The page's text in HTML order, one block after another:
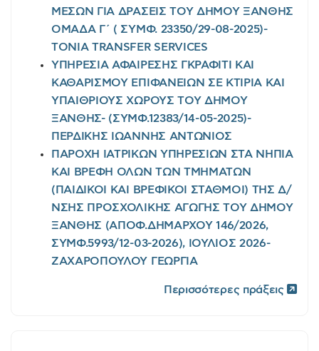
ΜΕΣΩΝ ΓΙΑ ΔΡΑΣΕΙΣ ΤΟΥ ΔΗΜΟΥ ΞΑΝΘΗΣ
ΟΜΑΔΑ Γ΄ ( ΣΥΜΦ. 23350/29-08-2025)-
TONIA TRANSFER SERVICES
ΥΠΗΡΕΣΙΑ ΑΦΑΙΡΕΣΗΣ ΓΚΡΑΦΙΤΙ ΚΑΙ
ΚΑΘΑΡΙΣΜΟΥ ΕΠΙΦΑΝΕΙΩΝ ΣΕ ΚΤΙΡΙΑ ΚΑΙ
ΥΠΑΙΘΡΙΟΥΣ ΧΩΡΟΥΣ ΤΟΥ ΔΗΜΟΥ
ΞΑΝΘΗΣ- (ΣΥΜΦ.12383/14-05-2025)-
ΠΕΡΔΙΚΗΣ ΙΩΑΝΝΗΣ ΑΝΤΩΝΙΟΣ
ΠΑΡΟΧΗ ΙΑΤΡΙΚΩΝ ΥΠΗΡΕΣΙΩΝ ΣΤΑ ΝΗΠΙΑ
ΚΑΙ ΒΡΕΦΗ ΟΛΩΝ ΤΩΝ ΤΜΗΜΑΤΩΝ
(ΠΑΙΔΙΚΟΙ ΚΑΙ ΒΡΕΦΙΚΟΙ ΣΤΑΘΜΟΙ) ΤΗΣ Δ/
ΝΣΗΣ ΠΡΟΣΧΟΛΙΚΗΣ ΑΓΩΓΗΣ ΤΟΥ ΔΗΜΟΥ
ΞΑΝΘΗΣ (ΑΠΟΦ.ΔΗΜΑΡΧΟΥ 146/2026,
ΣΥΜΦ.5993/12-03-2026), ΙΟΥΛΙΟΣ 2026-
ΖΑΧΑΡΟΠΟΥΛΟΥ ΓΕΩΡΓΙΑ
Περισσότερες πράξεις